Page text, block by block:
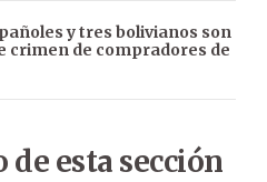
y tres bolivianos son
crimen de compradores de
esta sección